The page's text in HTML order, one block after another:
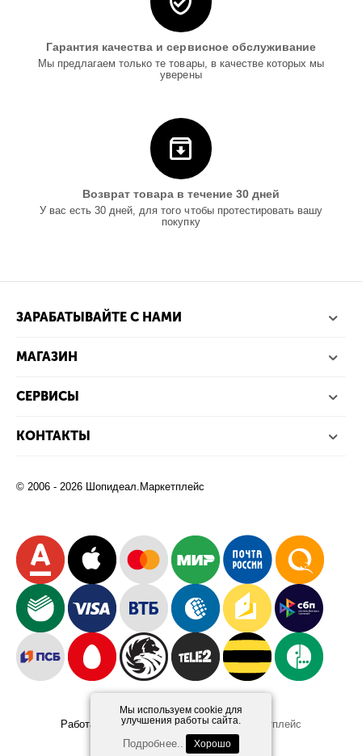
Мы используем cookie для
улучшения работы сайта.
Подробнее.. Хорошо
Гарантия качества и сервисное обслуживание
Мы предлагаем только те товары, в качестве которых мы
уверены
Возврат товара в течение 30 дней
У вас есть 30 дней, для того чтобы протестировать вашу
покупку
ЗАРАБАТЫВАЙТЕ С НАМИ
МАГАЗИН
СЕРВИСЫ
КОНТАКТЫ
© 2006 - 2026 Шопидеал.Маркетплейс
Работает на платформеШопидеал.Маркетплейс
Design and DevelopmentAfsun